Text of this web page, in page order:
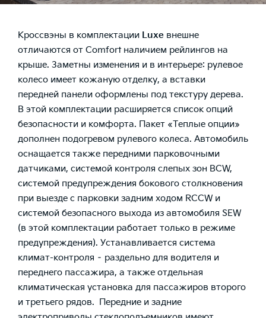
Кроссвэны в комплектации Luxe внешне
отличаются от Comfort наличием рейлингов на
крыше. Заметны изменения и в интерьере: рулевое
колесо имеет кожаную отделку, а вставки
передней панели оформлены под текстуру дерева.
В этой комплектации расширяется список опций
безопасности и комфорта. Пакет «Теплые опции»
дополнен подогревом рулевого колеса. Автомобиль
оснащается также передними парковочными
датчиками, системой контроля слепых зон BCW,
системой предупреждения бокового столкновения
при выезде с парковки задним ходом RCCW и
системой безопасного выхода из автомобиля SEW
(в этой комплектации работает только в режиме
предупреждения). Устанавливается система
климат-контроля – раздельно для водителя и
переднего пассажира, а также отдельная
климатическая установка для пассажиров второго
и третьего рядов. Передние и задние